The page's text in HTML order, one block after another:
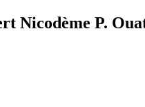
Nicodème P.